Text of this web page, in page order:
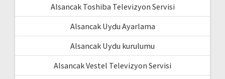
Alsancak Toshiba Televizyon Servisi
Alsancak Uydu Ayarlama
Alsancak Uydu kurulumu
Alsancak Vestel Televizyon Servisi